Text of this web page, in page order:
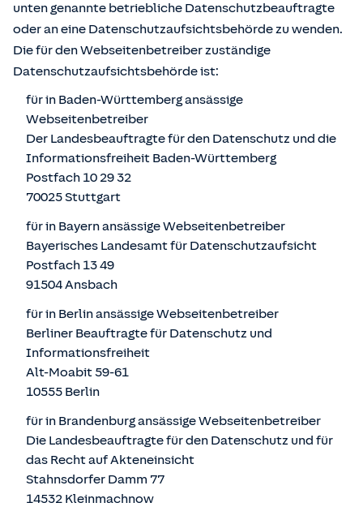
unten genannte betriebliche Datenschutzbeauftragte
oder an eine Datenschutzaufsichtsbehörde zu wenden.
Die für den Webseitenbetreiber zuständige
Datenschutzaufsichtsbehörde ist:
für in Baden-Württemberg ansässige
Webseitenbetreiber
Der Landesbeauftragte für den Datenschutz und die
Informationsfreiheit Baden-Württemberg
Postfach 10 29 32
70025 Stuttgart
für in Bayern ansässige Webseitenbetreiber
Bayerisches Landesamt für Datenschutzaufsicht
Postfach 13 49
91504 Ansbach
für in Berlin ansässige Webseitenbetreiber
Berliner Beauftragte für Datenschutz und
Informationsfreiheit
Alt-Moabit 59-61
10555 Berlin
für in Brandenburg ansässige Webseitenbetreiber
Die Landesbeauftragte für den Datenschutz und für
das Recht auf Akteneinsicht
Stahnsdorfer Damm 77
14532 Kleinmachnow